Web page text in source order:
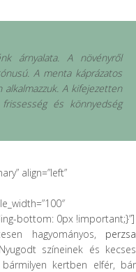
árnyalata. A növényről
A menta káprázatos
A kifejezetten
és könnyedség
align=”left”
bottom: 0px !important;}”]
hagyományos, perzsa
színeinek és kecses
kertben elfér, bár